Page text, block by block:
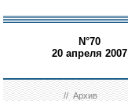
N°70
20 апреля 2007
//Архив